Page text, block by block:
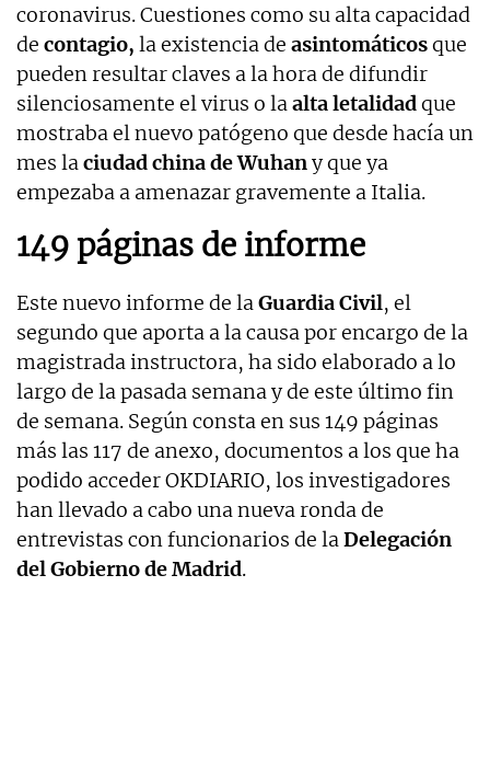
coronavirus. Cuestiones como su alta capacidad
de contagio, la existencia de asintomáticosque
pueden resultar claves a la hora de difundir
silenciosamente el virus o laalta letalidadque
mostraba el nuevo patógeno que desde hacía un
mes laciudad china de Wuhany que ya
empezaba a amenazar gravemente a Italia.
149 páginas de informe
Este nuevo informe de laGuardia Civil, el
segundo que aporta a la causa por encargo de la
magistrada instructora, ha sido elaborado a lo
largo de la pasada semana y de este último fin
de semana. Según consta en sus 149 páginas
más las 117 de anexo, documentos a los que ha
podido acceder OKDIARIO, los investigadores
han llevado a cabo una nueva ronda de
entrevistas con funcionarios de laDelegación
del Gobierno de Madrid.